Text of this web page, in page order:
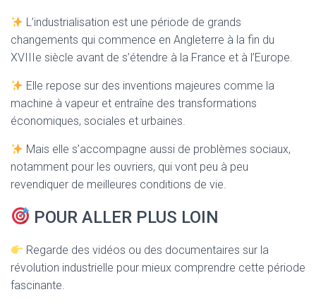
L’industrialisation est une période de grands
changements qui commence en Angleterre à la fin du
XVIIIe siècle avant de s’étendre à la France et à l’Europe.
Elle repose sur des inventions majeures comme la
machine à vapeur et entraîne des transformations
économiques, sociales et urbaines.
Mais elle s’accompagne aussi de problèmes sociaux,
notamment pour les ouvriers, qui vont peu à peu
revendiquer de meilleures conditions de vie.
POUR ALLER PLUS LOIN
Regarde des vidéos ou des documentaires sur la
révolution industrielle pour mieux comprendre cette période
fascinante.